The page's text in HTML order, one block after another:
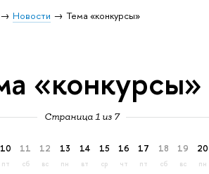
Новости Тема «конкурсы»
«конкурсы»
Страница 1 из 7
10
пт
11
сб
12
вс
13
пн
14
вт
15
ср
16
чт
17
пт
18
сб
19
вс
20
пн